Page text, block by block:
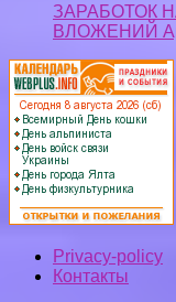
ЗАРАБОТОК
ВЛОЖЕНИЙ
Privacy-policy
Контакты